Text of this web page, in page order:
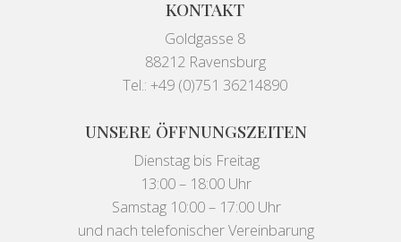
KONTAKT
Goldgasse 8
88212 Ravensburg
Tel.: +49 (0)751 36214890
UNSERE ÖFFNUNGSZEITEN
Dienstag bis Freitag
13:00 – 18:00 Uhr
Samstag 10:00 – 17:00 Uhr
und nach telefonischer Vereinbarung